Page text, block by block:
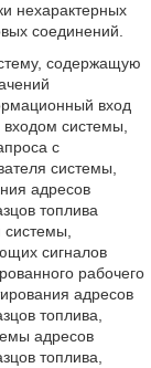
нехарактерных
соединений.
содержащую
вход
системы,
с
системы,
адресов
топлива
сигналов
рабочего
адресов
топлива,
адресов
топлива,